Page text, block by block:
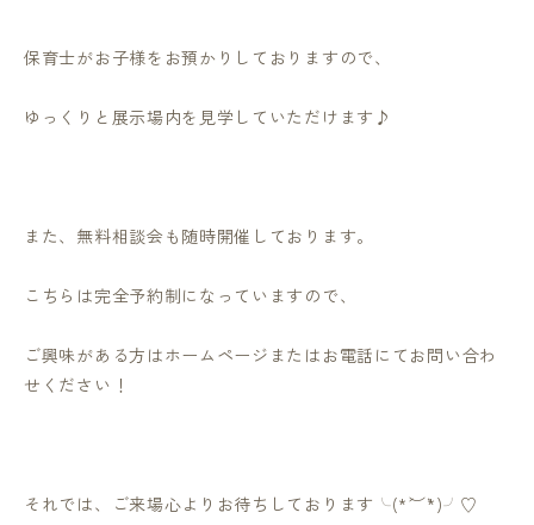
保育士がお子様をお預かりしておりますので、
ゆっくりと展示場内を見学していただけます♪
また、無料相談会も随時開催しております。
こちらは完全予約制になっていますので、
ご興味がある方はホームページまたはお電話にてお問い合わ
せください！
それでは、ご来場心よりお待ちしております╰(*︶`*)╯♡